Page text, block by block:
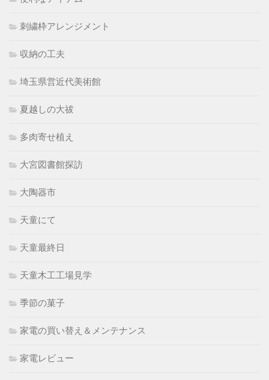
刺繍枠アレンジメント
収納の工夫
埼玉県営近代美術館
夏越しの大祓
多肉寄せ植え
大宮図書館探訪
大陶器市
天童にて
天童最終日
天童木工工場見学
季節の菓子
家電の買い替え＆メンテナンス
家電レビュー